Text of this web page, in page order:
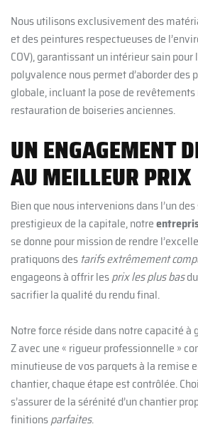
Nous utilisons exclusivement des
et des peintures respectueuses de
COV), garantissant un intérieur sain
polyvalence nous permet d’aborder des
globale, incluant la pose de
restauration de boiseries anciennes.
UN ENGAGEMENT
AU MEILLEUR PRIX
Bien que nous intervenions dans l’un
prestigieux de la capitale, notre
se donne pour mission de rendre
pratiquons des tarifs extrêmement
engageons à offrir lesprix les plus bas
sacrifier la qualité du rendu final.
Notre force réside dans notre capacité à
Z avec une « rigueur professionnelle »
minutieuse de vos parquets à la remise
chantier, chaque étape est contrôlée.
s’assurer de la sérénité d’un chantier
finitionsparfaites.